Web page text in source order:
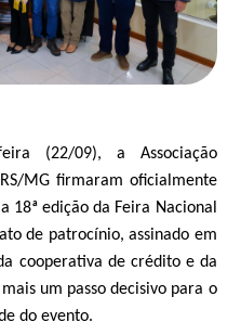
(22/09), a Associação
MG firmaram oficialmente
edição da Feira Nacional
de patrocínio, assinado em
cooperativa de crédito e da
um passo decisivo para o
do evento.